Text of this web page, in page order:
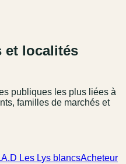
et localités
publiques les plus liées à
familles de marchés et
Les Lys blancsAcheteur